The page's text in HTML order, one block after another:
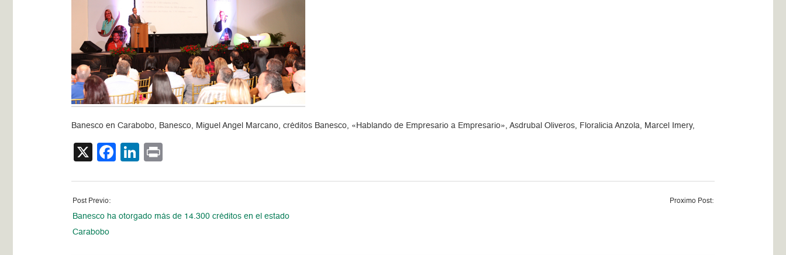
Banesco en Carabobo, Banesco, Miguel Angel Marcano, créditos Banesco, «Hablando de Empresario a Empresario», Asdrubal Oliveros, Floralicia Anzola, Marcel Imery,
X Facebook
LinkedIn
Post Previo:
Banesco ha otorgado más de 14.300 créditos en el estado
Carabobo
Proximo Post: